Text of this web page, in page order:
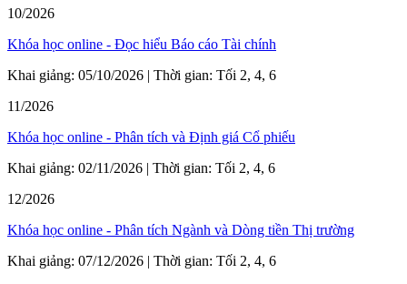
10/2026
Khóa học online - Đọc hiểu Báo cáo Tài chính
Khai giảng: 05/10/2026 | Thời gian: Tối 2, 4, 6
11/2026
Khóa học online - Phân tích và Định giá Cổ phiếu
Khai giảng: 02/11/2026 | Thời gian: Tối 2, 4, 6
12/2026
Khóa học online - Phân tích Ngành và Dòng tiền Thị trường
Khai giảng: 07/12/2026 | Thời gian: Tối 2, 4, 6